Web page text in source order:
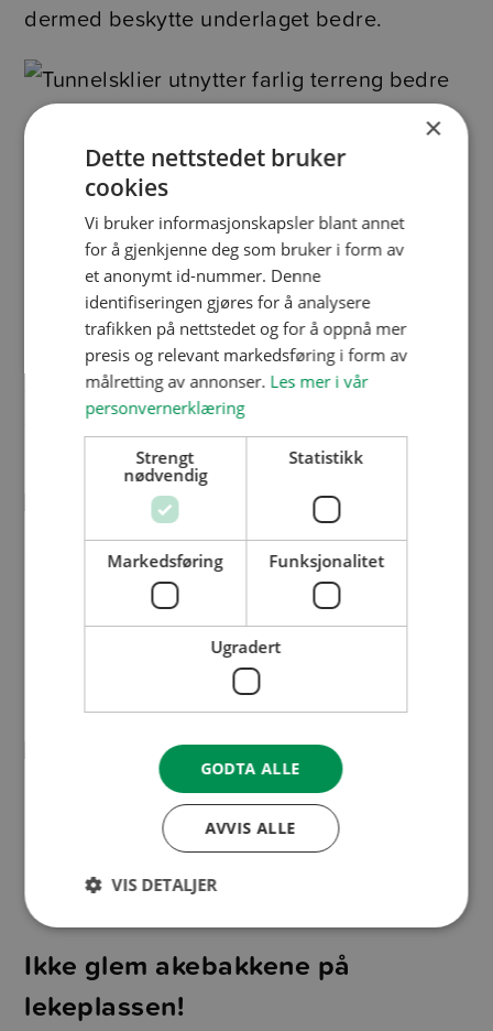
dermed beskytte underlaget bedre.
Utnytt terrenget til å lage fine
hvile- og samlingsplasser
Ofte er det også terrenget som legger gode
føringer for hvor samlingsplassene burde ligge
– som grillhytter eller små tribuner. I stedet for
en hytte midt på plassen, hva med å skjære ut
en liten kosekrok i hjørnet av bakken som på
bildet under?
Eller lage en flott tribune som både kan
klatres på og brukes til samlingsstunder?
Ikke glem akebakkene på
lekeplassen!
×
Dette nettstedet bruker
cookies
Vi bruker informasjonskapsler blant annet
for å gjenkjenne deg som bruker i form av
et anonymt id-nummer. Denne
identifiseringen gjøres for å analysere
trafikken på nettstedet og for å oppnå mer
presis og relevant markedsføring i form av
målretting av annonser. Les mer i vår
personvernerklæring
Strengt
nødvendig
Statistikk
Markedsføring Funksjonalitet
Ugradert
GODTA ALLE
AVVIS ALLE
VIS DETALJER